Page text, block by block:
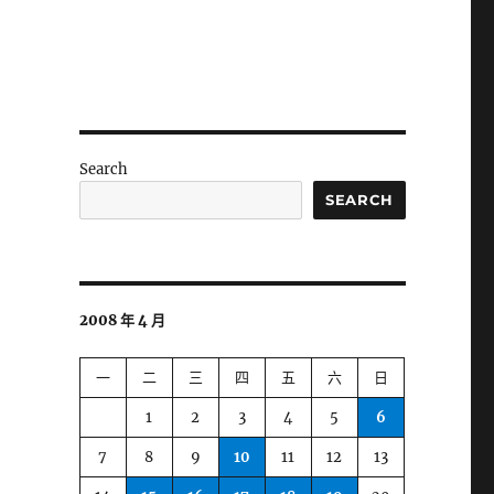
Search
SEARCH
2008 年 4 月
一 二 三 四 五 六 日
1 2 3 4 5 6
7 8 9 10 11 12 13